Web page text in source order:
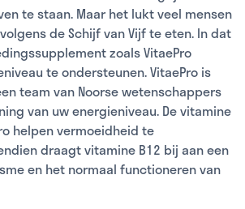
te staan. Maar het lukt veel mensen
de Schijf van Vijf te eten. In dat
zoals VitaePro
te ondersteunen. VitaePro is
team van Noorse wetenschappers
van uw energieniveau. De vitamine
helpen vermoeidheid te
draagt vitamine B12 bij aan een
en het normaal functioneren van